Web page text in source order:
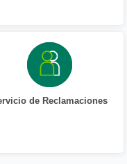
de Reclamaciones